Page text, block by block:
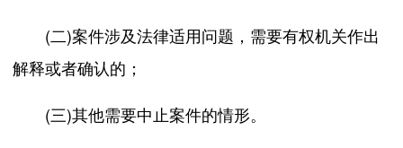
(二)案件涉及法律适用问题，需要有权机关作出
解释或者确认的；
(三)其他需要中止案件的情形。